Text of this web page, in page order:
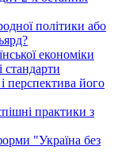
політики або
економіки
стандарти
перспектива його
практики з
"Україна без